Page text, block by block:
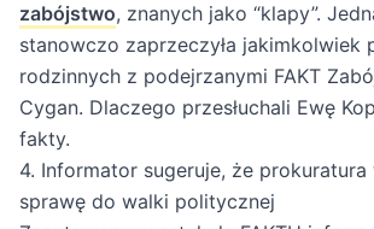
zabójstwo, znanych jako “klapy”.
stanowczo zaprzeczyła jakimkolwiek
rodzinnych z podejrzanymi FAKT
Cygan. Dlaczego przesłuchali Ewę
fakty.
4. Informator sugeruje, że
sprawę do walki politycznej